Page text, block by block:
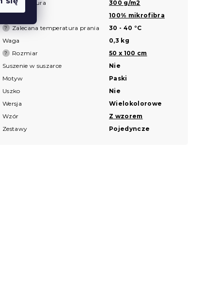
? Gramatura 300 g/m2
100% mikrofibra
? Zalecana temperatura prania
30 - 40 °C
Waga
0,3 kg
? Rozmiar
50 x 100 cm
Suszenie w suszarce
Nie
Motyw
Paski
Uszko
Nie
Wersja
Wielokolorowe
Wzór
Z wzorem
Zestawy
Pojedyncze